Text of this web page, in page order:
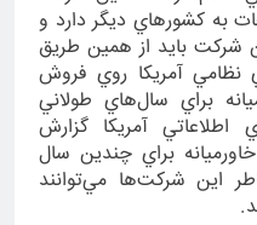
به كشورهاي ديگر دارد و
اين شركت بايد از همين طريق
آمريكا روي فروش
براي سال‌هاي طولاني
اطلاعاتي آمريكا گزارش
براي چندين سال
اين شركت‌ها مي‌توانند